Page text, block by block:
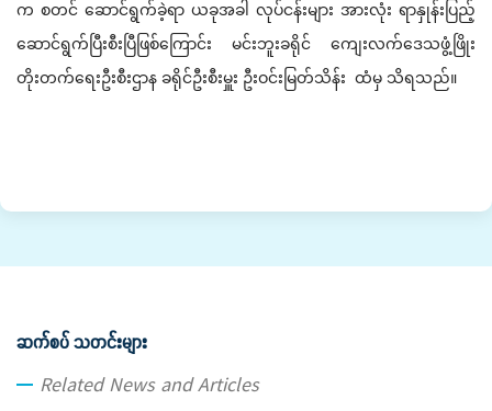
က စတင် ဆောင်ရွက်ခဲ့ရာ ယခုအခါ လုပ်ငန်းများ အားလုံး ရာနှုန်းပြည့်
ဆောင်ရွက်ပြီးစီးပြီဖြစ်ကြောင်း မင်းဘူးခရိုင် ကျေးလက်ဒေသဖွံ့ဖြိုး
တိုးတက်ရေးဦးစီးဌာန ခရိုင်ဦးစီးမှူး ဦးဝင်းမြတ်သိန်း ထံမှ သိရသည်။
ဆက်စပ် သတင်းများ
Related News and Articles